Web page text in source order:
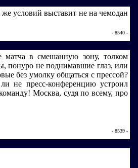
условий выставит не на чемодан
- 8540 -
матча в смешанную зону, толком
понуро не поднимавшие глаз, или
без умолку общаться с прессой?
не пресс-конференцию устроил
Москва, судя по всему, про
- 8539 -